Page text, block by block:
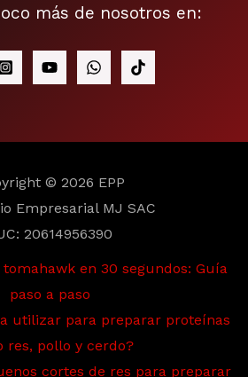
más de nosotros en:
© 2026 EPP
Empresarial MJ SAC
20614956390
en 30 segundos: Guía
paso a paso
utilizar para preparar proteínas
res, pollo y cerdo?
cortes de res para preparar